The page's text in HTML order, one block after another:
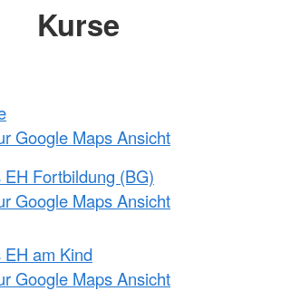
Kurse
Google Maps Ansicht
Fortbildung (BG)
Google Maps Ansicht
am Kind
Google Maps Ansicht